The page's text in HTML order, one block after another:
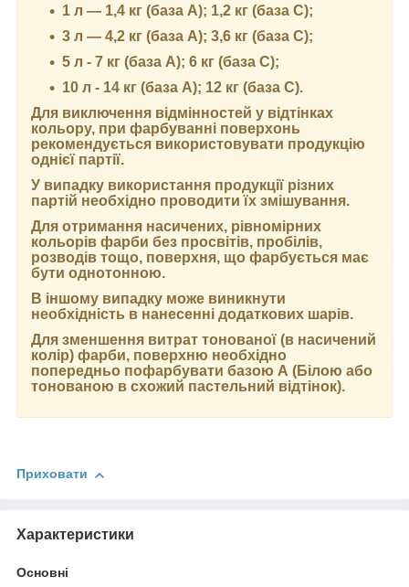
1 л — 1,4 кг (база А); 1,2 кг (база С);
3 л — 4,2 кг (база А); 3,6 кг (база C);
5 л - 7 кг (база А); 6 кг (база С);
10 л - 14 кг (база А); 12 кг (база С).
Для виключення відмінностей у відтінках
кольору, при фарбуванні поверхонь
рекомендується використовувати продукцію
однієї партії.
У випадку використання продукції різних
партій необхідно проводити їх змішування.
Для отримання насичених, рівномірних
кольорів фарби без просвітів, пробілів,
розводів тощо, поверхня, що фарбується має
бути однотонною.
В іншому випадку може виникнути
необхідність в нанесенні додаткових шарів.
Для зменшення витрат тонованої (в насичений
колір) фарби, поверхню необхідно
попередньо пофарбувати базою А (Білою або
тонованою в схожий пастельний відтінок).
Приховати
Характеристики
Основні